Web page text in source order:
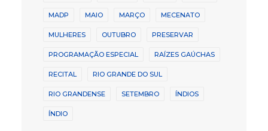
MADP MAIO MARÇO MECENATO
MULHERES OUTUBRO PRESERVAR
PROGRAMAÇÃO ESPECIAL RAÍZES GAÚCHAS
RECITAL RIO GRANDE DO SUL
RIO GRANDENSE SETEMBRO ÍNDIOS
ÍNDIO